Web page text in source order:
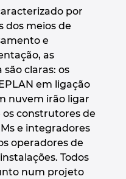
por
dos meios de
e
as
claras: os
em ligação
nuvem irão ligar
construtores de
e integradores
operadores de
Todos
num projeto